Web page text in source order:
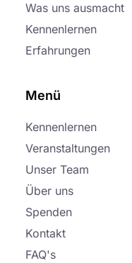
Was uns ausmacht
Kennenlernen
Erfahrungen
Menü
Kennenlernen
Veranstaltungen
Unser Team
Über uns
Spenden
Kontakt
FAQ's